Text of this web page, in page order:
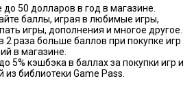
до 50 долларов в год в магазине.
баллы, играя в любимые игры,
игры, дополнения и многое другое.
2 раза больше баллов при покупке игр
в магазине.
5% кэшбэка в баллах за покупки игр и
из библиотеки Game Pass.